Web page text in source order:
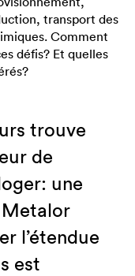
transport des
Comment
défis? Et quelles
trouve
de
une
Metalor
l’étendue
est